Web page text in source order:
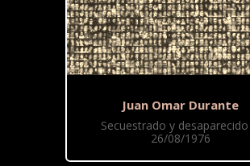
Juan Omar Durante
Secuestrado y
26/08/1976